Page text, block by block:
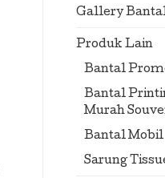
Gallery
Produk Lain
Bantal
Bantal
Murah
Bantal Mobil
Sarung